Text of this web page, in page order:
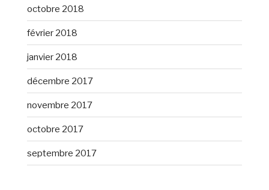
octobre 2018
février 2018
janvier 2018
décembre 2017
novembre 2017
octobre 2017
septembre 2017